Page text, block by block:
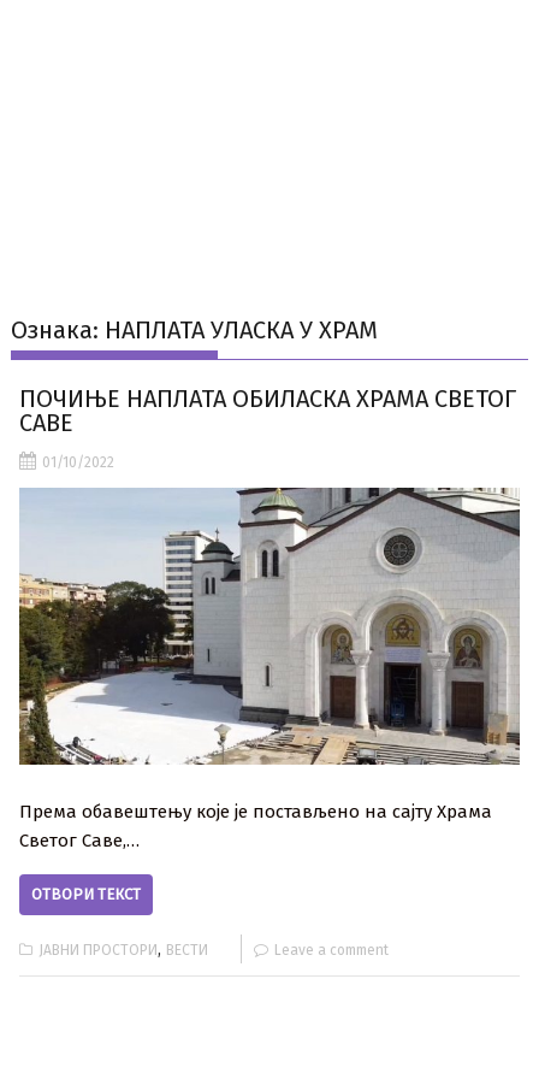
Ознака: НАПЛАТА УЛАСКА У ХРАМ
ПОЧИЊЕ НАПЛАТА ОБИЛАСКА ХРАМА СВЕТОГ
САВЕ
01/10/2022
Према обавештењу које је постављено на сајту Храма
Светог Саве,…
ОТВОРИ ТЕКСТ
ЈАВНИ ПРОСТОРИ, ВЕСТИ Leave a comment